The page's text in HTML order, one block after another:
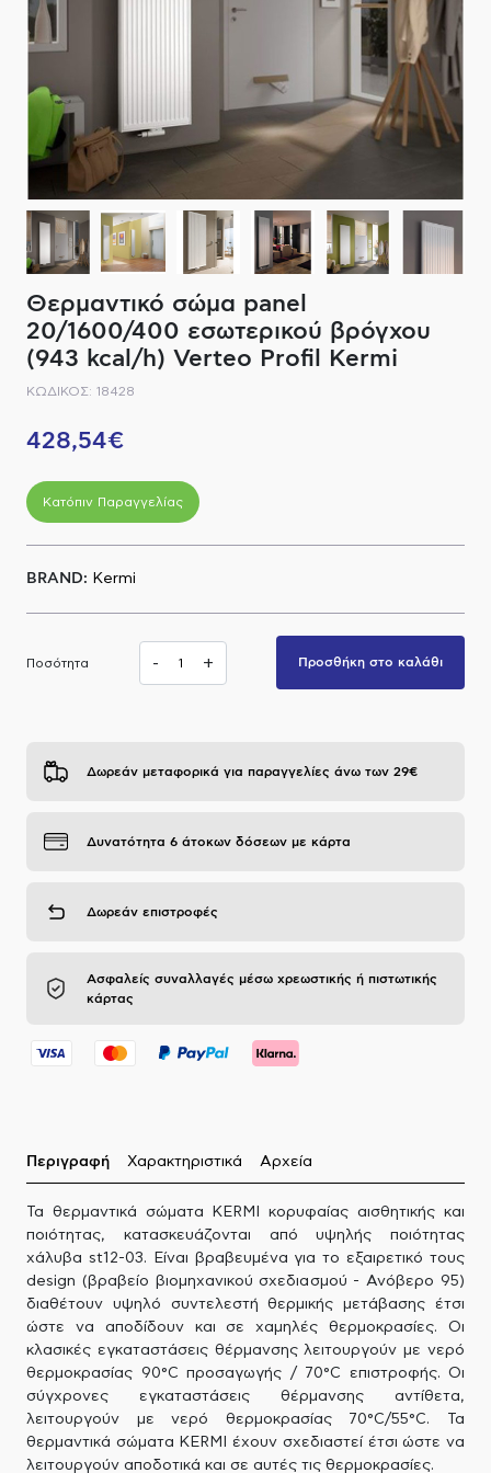
ΔΙΑΚΟΠΤΙΚΟ ΥΛΙΚΟ
ΗΛΕΚΤΡΙΚΗ ΘΕΡΜΑΝΣΗ
ΦΙΛΤΡΑ ΜΠΑΝΙΟΥ
ΚΑΝΑΤΕΣ-ΠΑΓΟΥΡΙΑ ΦΙΛΤΡΟΥ
ΚΑΘΡΕΠΤΕΣ
ΑΞΕΣΟΥΑΡ
ΜΠΑΤΑΡΙΕΣ ΜΠΑΝΙΟΥ
ΣΤΗΛΕΣ - ΥΔΡΟΜΑΣΑΖ
ΚΑΖΑΝΑΚΙΑ
ΚΑΝΑΛΙΑ ΝΤΟΥΖΙΕΡΑΣ
ΕΞΑΡΤΗΜΑΤΑ ΝΤΟΥΣ
Α.Μ.Ε.Α
Θερμαντικό σώμα panel
20/1600/400 εσωτερικού βρόγχου
(943 kcal/h) Verteo Profil Kermi
ΚΩΔΙΚΟΣ: 18428
428,54€
Κατόπιν Παραγγελίας
BRAND: Kermi
Ποσότητα - + Προσθήκη στο καλάθι
Δωρεάν μεταφορικά για παραγγελίες άνω των 29€
Δυνατότητα 6 άτοκων δόσεων με κάρτα
Δωρεάν επιστροφές
Ασφαλείς συναλλαγές μέσω χρεωστικής ή πιστωτικής
κάρτας
Περιγραφή Χαρακτηριστικά Αρχεία
Τα θερμαντικά σώματα KERMI κορυφαίας αισθητικής και
ποιότητας, κατασκευάζονται από υψηλής ποιότητας
χάλυβα st12-03. Είναι βραβευμένα για το εξαιρετικό τους
design (βραβείο βιομηχανικού σχεδιασμού - Ανόβερο 95)
διαθέτουν υψηλό συντελεστή θερμικής μετάβασης έτσι
ώστε να αποδίδουν και σε χαμηλές θερμοκρασίες. Οι
κλασικές εγκαταστάσεις θέρμανσης λειτουργούν με νερό
θερμοκρασίας 90°C προσαγωγής / 70°C επιστροφής. Οι
σύγχρονες εγκαταστάσεις θέρμανσης αντίθετα,
λειτουργούν με νερό θερμοκρασίας 70°C/55°C. Τα
θερμαντικά σώματα KERMI έχουν σχεδιαστεί έτσι ώστε να
λειτουργούν αποδοτικά και σε αυτές τις θερμοκρασίες.